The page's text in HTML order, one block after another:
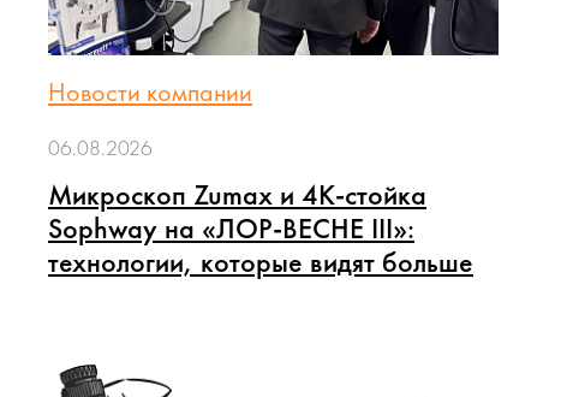
Новости компании
06.08.2026
Микроскоп Zumax и 4K-стойка
Sophway на «ЛОР-ВЕСНЕ III»:
технологии, которые видят больше